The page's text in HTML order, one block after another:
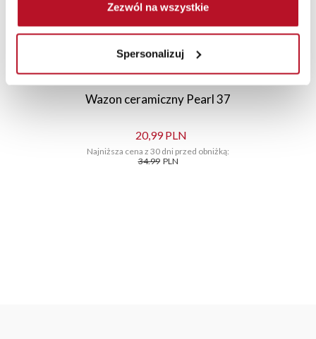
Zezwól na wszystkie
Spersonalizuj
Wazon ceramiczny Pearl 37
20,99 PLN
Najniższa cena z 30 dni przed obniżką:
34.99 PLN